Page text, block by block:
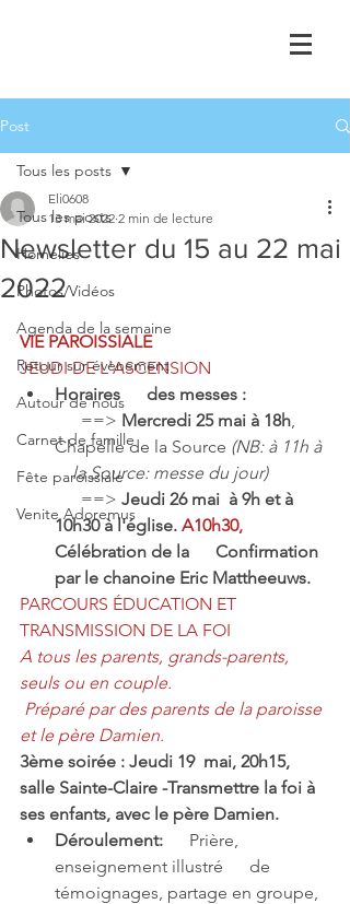
Post
Tous les posts
Homélies
Photos/Vidéos
Agenda de la semaine
Retour sur évènement
Autour de nous
Carnet de famille
Fête paroissiale
Venite Adoremus
Tous les posts
Newsletter du 15 au 22 mai
2022
Eli0608
13 mai 2022 2 min de lecture
VIE PAROISSIALE
JEUDI DE L'ASCENSION
Horaires      des messes :
      ==>
Mercredi 25 mai à 18h,
Chapelle de la Source (NB: à 11h à
    la Source: messe du jour)
      ==>
Jeudi 26 mai  à 9h et à
10h30 à l'église. A10h30,
Célébration de la      Confirmation
par le chanoine Eric Mattheeuws.
PARCOURS ÉDUCATION ET
TRANSMISSION DE LA FOI
A tous les parents, grands-parents,
seuls ou en couple.
et le père Damien.
3ème soirée : Jeudi 19  mai, 20h15,
salle Sainte-Claire -Transmettre la foi à
ses enfants, avec le père Damien.
Déroulement: Prière,
enseignement illustré      de
témoignages, partage en groupe,